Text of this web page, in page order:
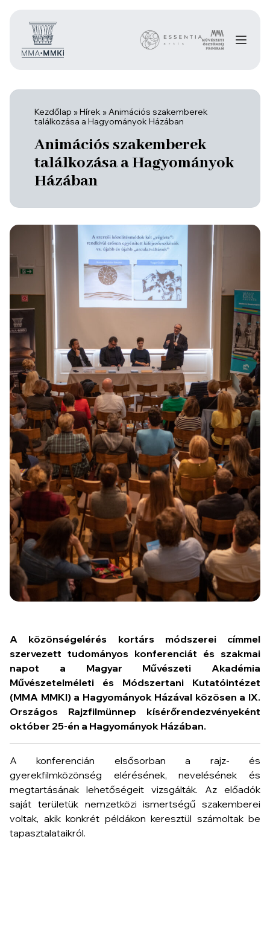
Kezdőlap »Hírek »Animációs szakemberek
találkozása a Hagyományok Házában
Animációs szakemberek
találkozása a Hagyományok
Házában
A közönségelérés kortárs módszereicímmel
szervezett tudományos konferenciát és szakmai
napot a Magyar Művészeti Akadémia
Művészetelméleti és Módszertani Kutatóintézet
(MMA MMKI) a Hagyományok Házával közösen a IX.
Országos Rajzfilmünnep kísérőrendezvényeként
október 25-én a Hagyományok Házában.
A konferencián elsősorban a rajz- és
gyerekfilmközönség elérésének, nevelésének és
megtartásának lehetőségeit vizsgálták. Az előadók
saját területük nemzetközi ismertségű szakemberei
voltak, akik konkrét példákon keresztül számoltak be
tapasztalataikról.